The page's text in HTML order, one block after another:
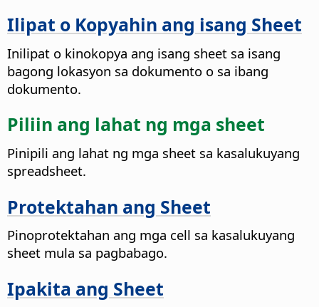
Ilipat o Kopyahin ang isang Sheet
Inilipat o kinokopya ang isang sheet sa isang
bagong lokasyon sa dokumento o sa ibang
dokumento.
Piliin ang lahat ng mga sheet
Pinipili ang lahat ng mga sheet sa kasalukuyang
spreadsheet.
Protektahan ang Sheet
Pinoprotektahan ang mga cell sa kasalukuyang
sheet mula sa pagbabago.
Ipakita ang Sheet